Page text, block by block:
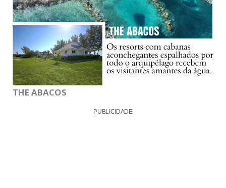
THE ABACOS
PUBLICIDADE